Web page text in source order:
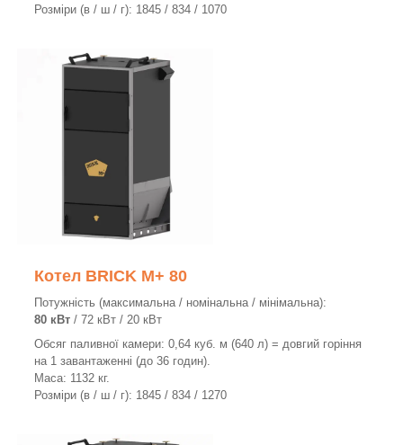
Розміри (в / ш / г): 1845 / 834 / 1070
Котел BRICK M+ 80
Потужність (максимальна / номінальна / мінімальна):
80 кВт / 72 кВт / 20 кВт
Обсяг паливної камери: 0,64 куб. м (640 л) = довгий горіння
на 1 завантаженні (до 36 годин).
Маса: 1132 кг.
Розміри (в / ш / г): 1845 / 834 / 1270